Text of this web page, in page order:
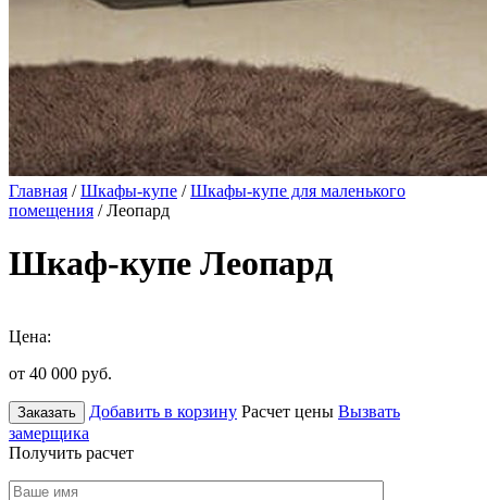
Главная /Шкафы-купе /Шкафы-купе для маленького
помещения / Леопард
Шкаф-купе Леопард
Цена:
от 40 000 руб.
Заказать Добавить в корзину Расчет цены Вызвать
замерщика
Получить расчет